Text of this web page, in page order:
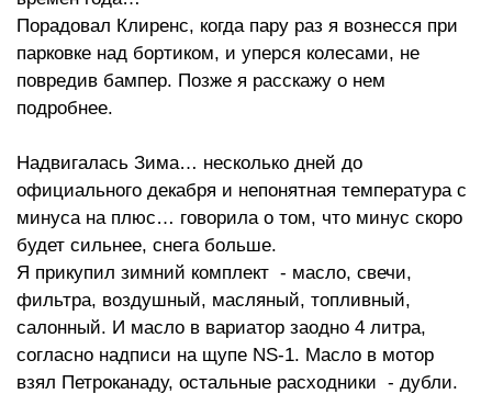
Порадовал Клиренс, когда пару раз я вознесся при
парковке над бортиком, и уперся колесами, не
повредив бампер. Позже я расскажу о нем
подробнее.
Надвигалась Зима… несколько дней до
официального декабря и непонятная температура с
минуса на плюс… говорила о том, что минус скоро
будет сильнее, снега больше.
Я прикупил зимний комплект - масло, свечи,
фильтра, воздушный, масляный, топливный,
салонный. И масло в вариатор заодно 4 литра,
согласно надписи на щупе NS-1. Масло в мотор
взял Петроканаду, остальные расходники - дубли.